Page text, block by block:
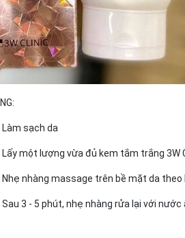
Làm sạch da
Lấy một lượng vừa đủ kem tắm trắng 3W
Nhẹ nhàng massage trên bề mặt da
Sau 3 - 5 phút, nhẹ nhàng rửa lại với nước